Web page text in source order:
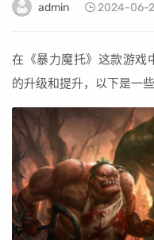
admin 2024-06-
在《暴力魔托》这款游戏
的升级和提升，以下是一